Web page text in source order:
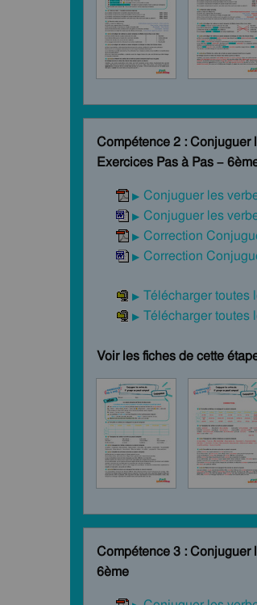
Compétence 2 : Conjuguer
Exercices Pas à Pas –
Conjuguer les
Conjuguer les
Correction
Correction
Télécharger toutes
Télécharger toutes
Voir les fiches de cette
Compétence 3 : Conjuguer
6ème